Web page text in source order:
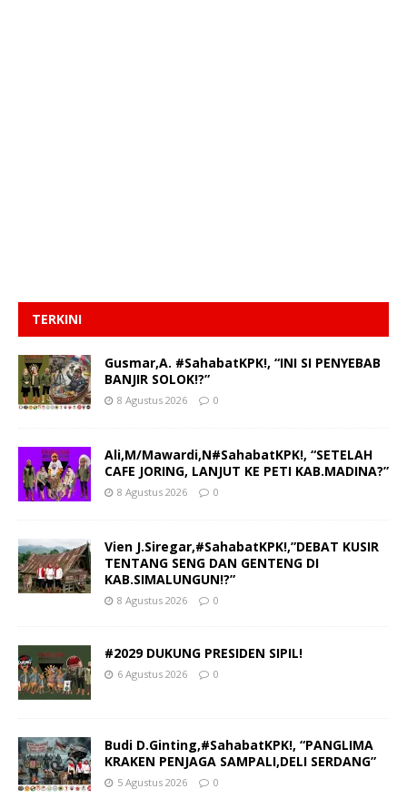
TERKINI
Gusmar,A. #SahabatKPK!, “INI SI PENYEBAB
BANJIR SOLOK!?”
8 Agustus 2026 0
Ali,M/Mawardi,N#SahabatKPK!, “SETELAH
CAFE JORING, LANJUT KE PETI KAB.MADINA?”
8 Agustus 2026 0
Vien J.Siregar,#SahabatKPK!,”DEBAT KUSIR
TENTANG SENG DAN GENTENG DI
KAB.SIMALUNGUN!?”
8 Agustus 2026 0
#2029 DUKUNG PRESIDEN SIPIL!
6 Agustus 2026 0
Budi D.Ginting,#SahabatKPK!, “PANGLIMA
KRAKEN PENJAGA SAMPALI,DELI SERDANG”
5 Agustus 2026 0